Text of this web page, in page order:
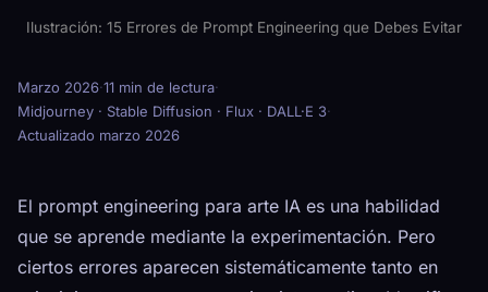
Ilustración: 15 Errores de Prompt Engineering que Debes Evitar
Marzo 2026·11 min de lectura·
Midjourney · Stable Diffusion · Flux · DALL·E 3·
Actualizado marzo 2026
El prompt engineering para arte IA es una habilidad
que se aprende mediante la experimentación. Pero
ciertos errores aparecen sistemáticamente tanto en